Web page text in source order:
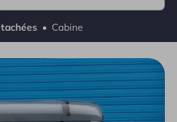
• Cabine